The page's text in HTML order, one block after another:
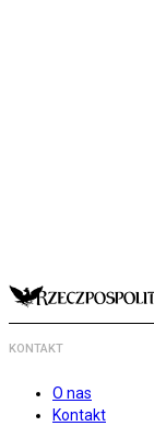
KONTAKT
O nas
Kontakt